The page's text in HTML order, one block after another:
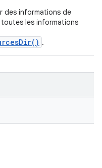
des informations de
les informations
.